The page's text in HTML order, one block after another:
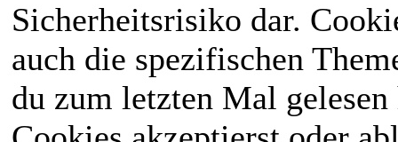
Sicherheitsrisiko dar.
auch die spezifischen
du zum letzten Mal